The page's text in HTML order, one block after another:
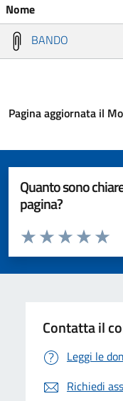
Nome
BANDO
Pagina aggiornata il
Quanto sono
pagina?
Valuta da 1 a 5 stelle la
Valuta 4
Valuta 3
Valuta 2 stelle
Valuta 1 stelle su 5
Contatta il
Leggi le
Richiedi